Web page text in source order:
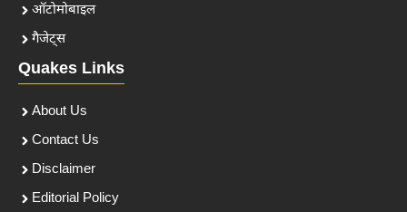
ऑटोमोबाइल
गैजेट्स
Quakes Links
About Us
Contact Us
Disclaimer
Editorial Policy